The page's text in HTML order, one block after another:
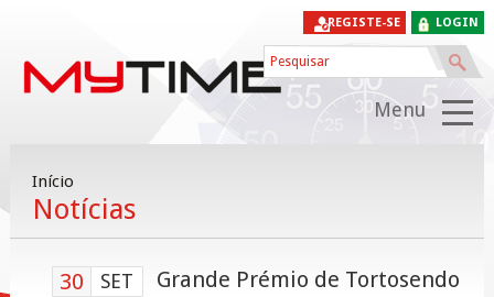
LOGIN
REGISTE-SE
Menu
Início
Notícias
30 SET Grande Prémio de Tortosendo